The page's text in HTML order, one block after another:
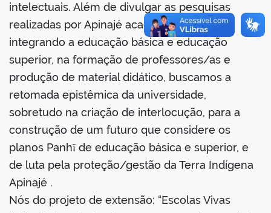
intelectuais. Além de divulgar as pesquisas
realizadas por Apinajé acadêmicos/as,
integrando a educação básica e educação
superior, na formação de professores/as e
produção de material didático, buscamos a
retomada epistêmica da universidade,
sobretudo na criação de interlocução, para a
construção de um futuro que considere os
planos Panhĩ de educação básica e superior, e
de luta pela proteção/gestão da Terra Indígena
Apinajé .
Nós do projeto de extensão: “Escolas Vivas